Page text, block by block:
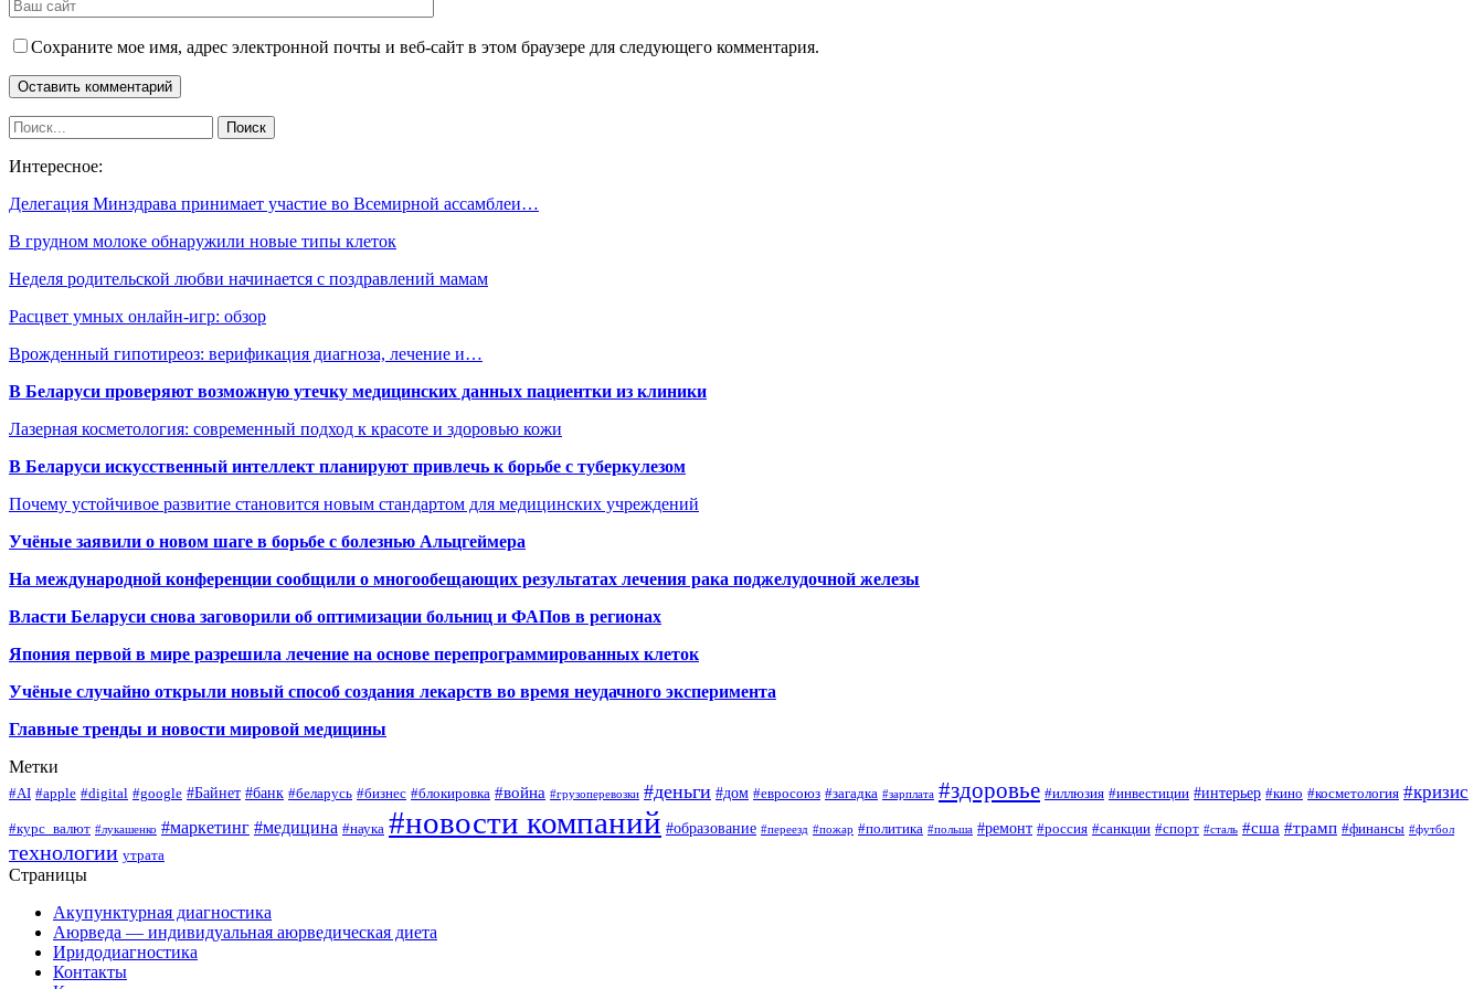
Сохраните мое имя, адрес электронной почты и веб-сайт в этом браузере для следующего комментария.
Интересное:
Делегация Минздрава принимает участие во Всемирной ассамблеи…
В грудном молоке обнаружили новые типы клеток
Неделя родительской любви начинается с поздравлений мамам
Расцвет умных онлайн-игр: обзор
Врожденный гипотиреоз: верификация диагноза, лечение и…
В Беларуси проверяют возможную утечку медицинских данных пациентки из клиники
Лазерная косметология: современный подход к красоте и здоровью кожи
В Беларуси искусственный интеллект планируют привлечь к борьбе с туберкулезом
Почему устойчивое развитие становится новым стандартом для медицинских учреждений
Учёные заявили о новом шаге в борьбе с болезнью Альцгеймера
На международной конференции сообщили о многообещающих результатах лечения рака поджелудочной железы
Власти Беларуси снова заговорили об оптимизации больниц и ФАПов в регионах
Япония первой в мире разрешила лечение на основе перепрограммированных клеток
Учёные случайно открыли новый способ создания лекарств во время неудачного эксперимента
Главные тренды и новости мировой медицины
Метки
#AI #apple #digital #google #Байнет #банк #беларусь #бизнес #блокировка #война #грузоперевозки #деньги #дом #евросоюз #загадка #зарплата #здоровье #иллюзия #инвестиции #интерьер #кино #косметология #кризис
#курс_валют #лукашенко #маркетинг #медицина #наука #новости компаний #образование #переезд #пожар #политика #польша #ремонт #россия #санкции #спорт #сталь #сша #трамп #финансы #футбол
технологии утрата
Страницы
Акупунктурная диагностика
Аюрведа — индивидуальная аюрведическая диета
Иридодиагностика
Контакты